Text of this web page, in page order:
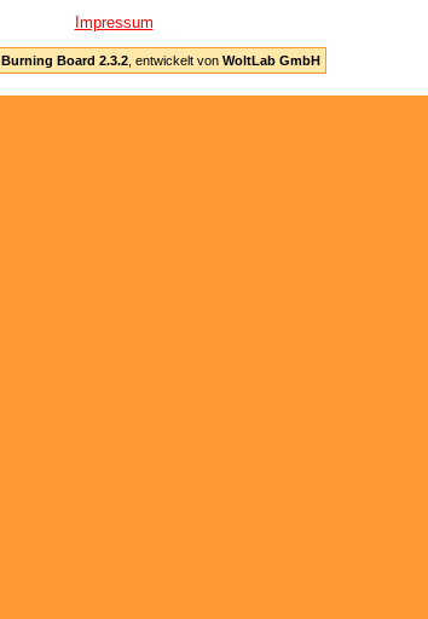
Impressum
Burning Board 2.3.2, entwickelt von WoltLab GmbH